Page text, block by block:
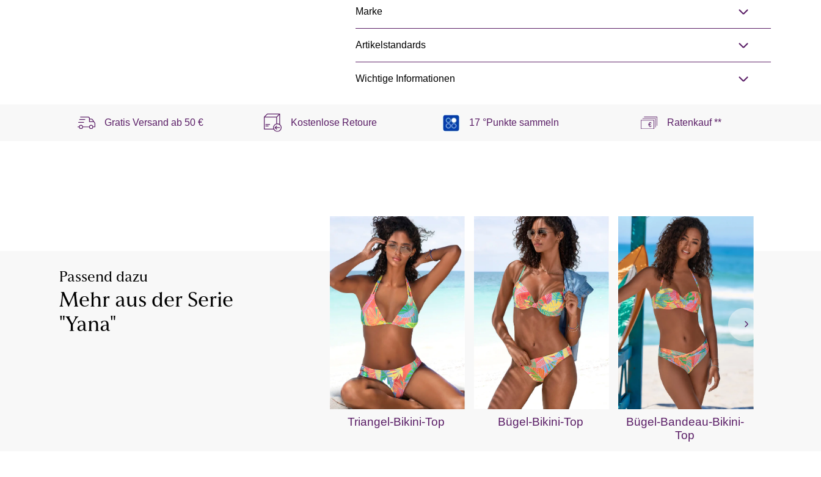
Marke
Artikelstandards
Wichtige Informationen
Gratis Versand ab 50 € Kostenlose Retoure 17 °Punkte sammeln Ratenkauf **
Passend dazu
Mehr aus der Serie
"Yana"
Triangel-Bikini-Top Bügel-Bikini-Top
Bügel-Bandeau-Bikini-
Top